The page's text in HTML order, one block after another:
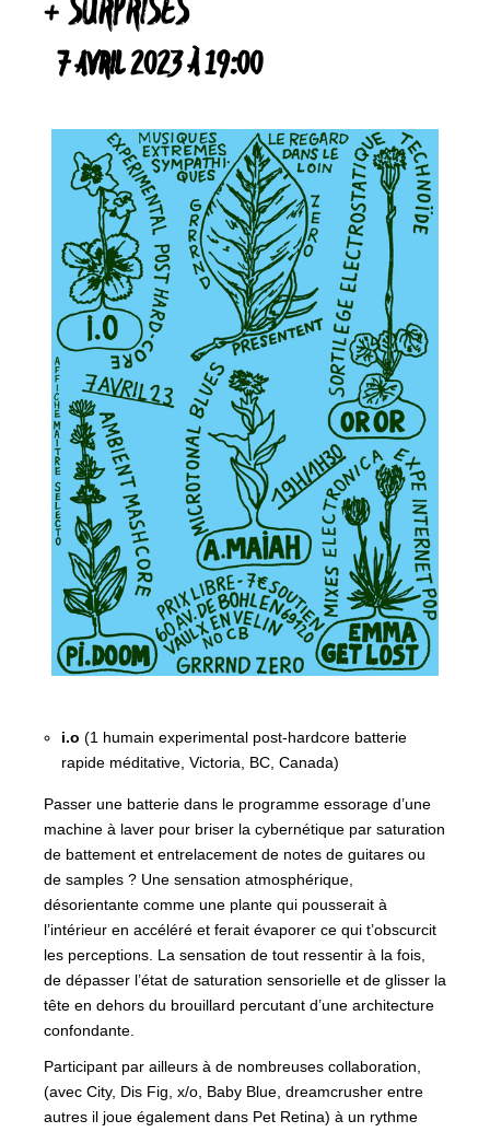
+ SURPRISES
7 AVRIL 2023 À 19:00
i.o (1 humain experimental post-hardcore batterie
rapide méditative, Victoria, BC, Canada)
Passer une batterie dans le programme essorage d’une
machine à laver pour briser la cybernétique par saturation
de battement et entrelacement de notes de guitares ou
de samples ? Une sensation atmosphérique,
désorientante comme une plante qui pousserait à
l’intérieur en accéléré et ferait évaporer ce qui t’obscurcit
les perceptions. La sensation de tout ressentir à la fois,
de dépasser l’état de saturation sensorielle et de glisser la
tête en dehors du brouillard percutant d’une architecture
confondante.
Participant par ailleurs à de nombreuses collaboration,
(avec City, Dis Fig, x/o, Baby Blue, dreamcrusher entre
autres il joue également dans Pet Retina) à un rythme